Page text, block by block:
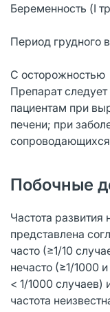
Беременность (I
Период грудного
С осторожностью
Препарат
пациентам при
печени; при
Побочные
Частота
представлена
часто (≥1/10
нечасто (≥1/1000
< 1/1000 случаев)
частота